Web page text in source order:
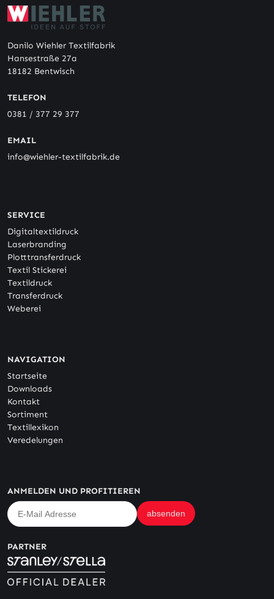
Danilo Wiehler Textilfabrik
Hansestraße 27a
18182 Bentwisch
TELEFON
0381 / 377 29 377
EMAIL
info@wiehler-textilfabrik.de
SERVICE
Digitaltextildruck
Laserbranding
Plotttransferdruck
Textil Stickerei
Textildruck
Transferdruck
Weberei
NAVIGATION
Startseite
Downloads
Kontakt
Sortiment
Textillexikon
Veredelungen
ANMELDEN UND PROFITIEREN
PARTNER